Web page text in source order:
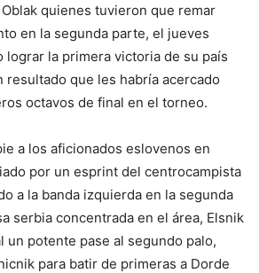
quienes tuvieron que remar
en la segunda parte, el jueves
lograr la primera victoria de su país
resultado que les habría acercado
octavos de final en el torneo.
a los aficionados eslovenos en
por un esprint del centrocampista
a la banda izquierda en la segunda
serbia concentrada en el área, Elsnik
un potente pase al segundo palo,
para batir de primeras a Dorde